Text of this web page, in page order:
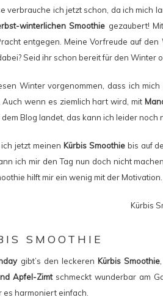
verbrauche ich jetzt schon, da ich mich
winterlichen Smoothie gezaubert!
entgegen. Meine Vorfreude auf
Seid ihr schon bereit für den Winter
Winter vorgenommen, dass ich
wenn es ziemlich hart wird, mit
Blog landet, das kann ich leider
jetzt meinen Kürbis Smoothiebis auf
ich mir den Tag nun doch nicht
hilft mir ein wenig mit der Motivation.
SMOOTHIE
gibt’s den leckeren Kürbis Smoothie
Apfel-Zimtschmeckt wunderbar am
harmoniert einfach.